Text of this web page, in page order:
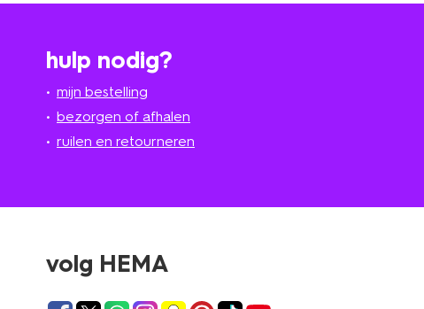
hulp nodig?
mijn bestelling
bezorgen of afhalen
ruilen en retourneren
volg HEMA